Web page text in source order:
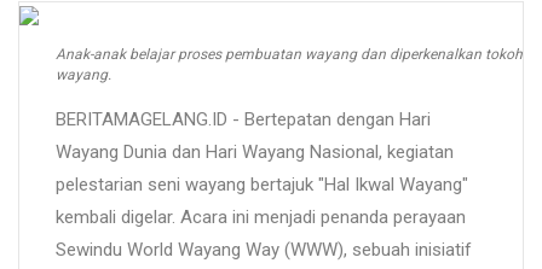
Anak-anak belajar proses pembuatan wayang dan diperkenalkan tokoh
wayang.
BERITAMAGELANG.ID - Bertepatan dengan Hari
Wayang Dunia dan Hari Wayang Nasional, kegiatan
pelestarian seni wayang bertajuk "Hal Ikwal Wayang"
kembali digelar. Acara ini menjadi penanda perayaan
Sewindu World Wayang Way (WWW), sebuah inisiatif